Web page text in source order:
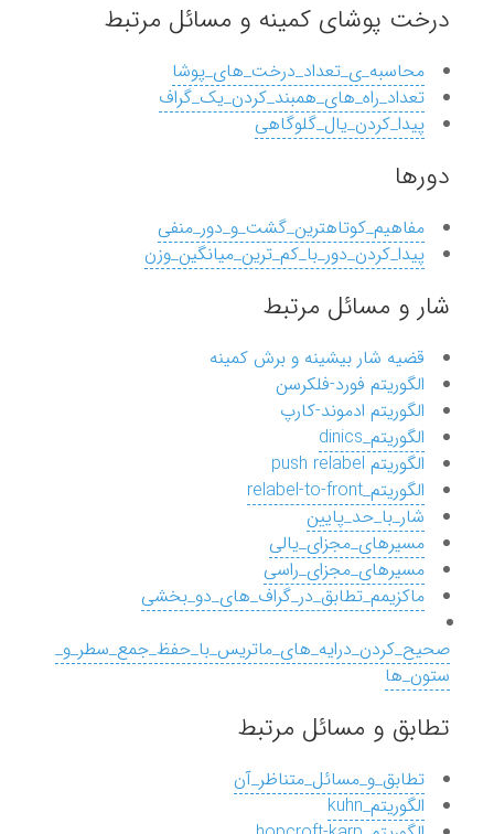
درخت پوشای کمینه و مسائل مرتبط
محاسبه_ی_تعداد_درخت_های_پوشا
تعداد_راه_های_همبند_کردن_یک_گراف
پیدا_کردن_یال_گلوگاهی
دورها
مفاهیم_کوتاهترین_گشت_و_دور_منفی
پیدا_کردن_دور_با_کم_ترین_میانگین_وزن
شار و مسائل مرتبط
قضیه شار بیشینه و برش کمینه
الگوریتم فورد-فلکرسن
الگوریتم ادموند-کارپ
الگوریتم_dinics
الگوریتم push relabel
الگوریتم_relabel-to-front
شار_با_حد_پایین
مسیرهای_مجزای_یالی
مسیرهای_مجزای_راسی
ماکزیمم_تطابق_در_گراف_های_دو_بخشی
صحیح_کردن_درایه_های_ماتریس_با_حفظ_جمع_سطر_و_
ستون_ها
تطابق و مسائل مرتبط
تطابق_و_مسائل_متناظر_آن
الگوریتم_kuhn